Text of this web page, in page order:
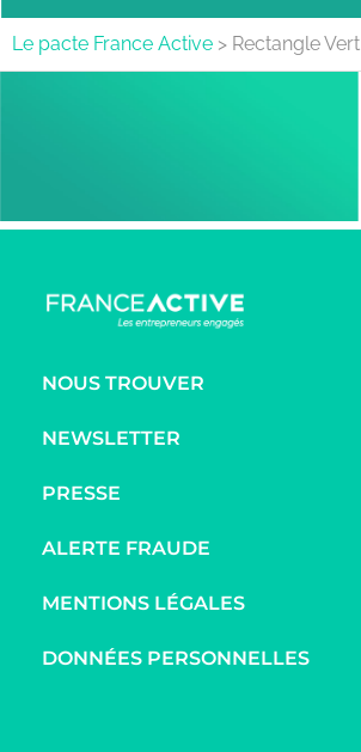
Le pacte France Active > Rectangle Vert
NOUS TROUVER
NEWSLETTER
PRESSE
ALERTE FRAUDE
MENTIONS LÉGALES
DONNÉES PERSONNELLES